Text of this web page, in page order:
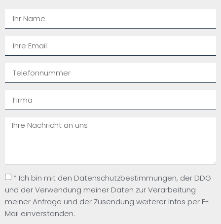
* Ich bin mit den Datenschutzbestimmungen, der DDG
und der Verwendung meiner Daten zur Verarbeitung
meiner Anfrage und der Zusendung weiterer Infos per E-
Mail einverstanden.